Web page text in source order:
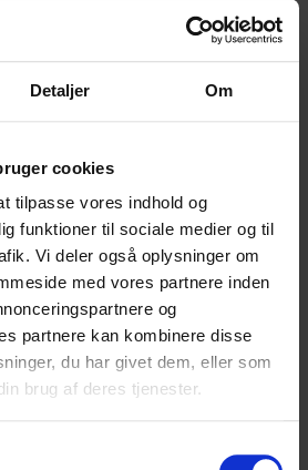
Detaljer Om
cookies
tilpasse vores indhold og
funktioner til sociale medier og til
Vi deler også oplysninger om
med vores partnere inden
og
partnere kan kombinere disse
du har givet dem, eller som
brug af deres tjenester.
Facebook
Torv 2
Skanderborg